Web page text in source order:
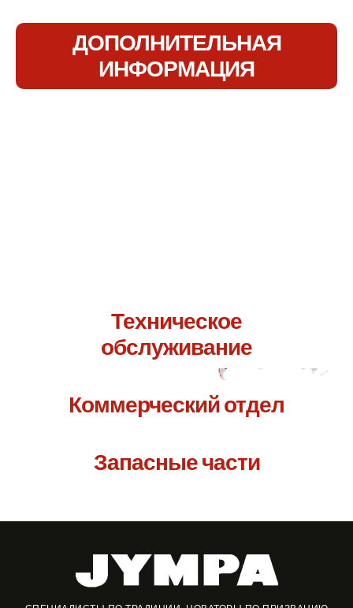
ДОПОЛНИТЕЛЬНАЯ
ИНФОРМАЦИЯ
Техническое
обслуживание
Коммерческий отдел
Запасные части